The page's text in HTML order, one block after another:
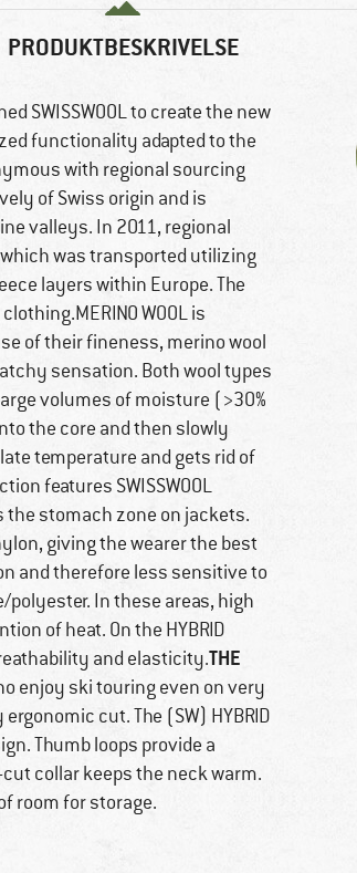
PRODUKTBESKRIVELSE
SWISSWOOL to create the new
functionality adapted to the
with regional sourcing
of Swiss origin and is
valleys. In 2011, regional
was transported utilizing
layers within Europe. The
WOOL is
of their fineness, merino wool
sensation. Both wool types
volumes of moisture (>30%
the core and then slowly
temperature and gets rid of
features SWISSWOOL
stomach zone on jackets.
giving the wearer the best
and therefore less sensitive to
In these areas, high
of heat. On the HYBRID
and elasticity.THE
enjoy ski touring even on very
cut. The (SW) HYBRID
Thumb loops provide a
collar keeps the neck warm.
room for storage.